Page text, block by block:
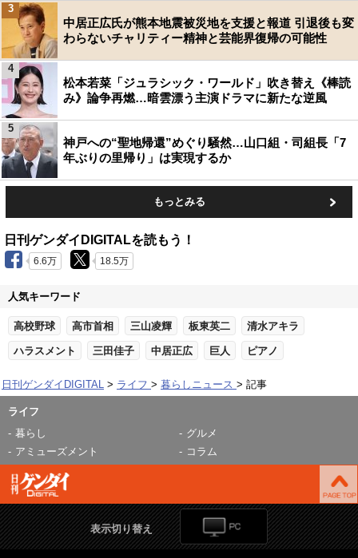
中居正広氏が熊本地震被災地を支援と報道 引退後も変
わらないチャリティー精神と芸能界復帰の可能性
3
松本若菜「ジュラシック・ワールド」吹き替え《棒読
み》論争再燃…暗雲漂う主演ドラマに新たな逆風
4
神戸への“聖地帰還”めぐり騒然…山口組・司組長「7
年ぶりの里帰り」は実現するか
5
もっとみる
日刊ゲンダイDIGITALを読もう！
6.6万 18.5万
人気キーワード
高校野球 高市首相 三山凌輝 板東英二 清水アキラ
ハラスメント 三田佳子 中居正広 巨人 ピアノ
日刊ゲンダイDIGITAL ライフ 暮らしニュース 記事
ライフ
暮らし
グルメ
アミューズメント
コラム
表示切り替え